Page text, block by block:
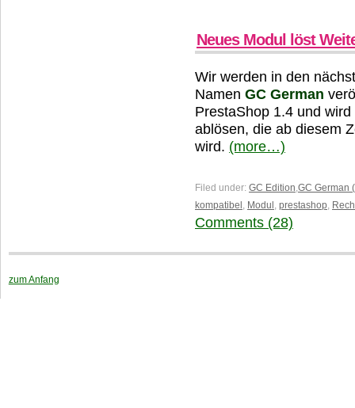
Neues Modul löst
Wir werden in den
Namen GC German
PrestaShop 1.4 und
ablösen, die ab diesem
wird. (more…)
Filed under: GC Edition,GC German
kompatibel , Modul , prestashop,
Comments (28)
zum Anfang